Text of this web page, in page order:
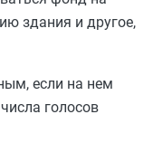
здания и другое,
если на нем
голосов